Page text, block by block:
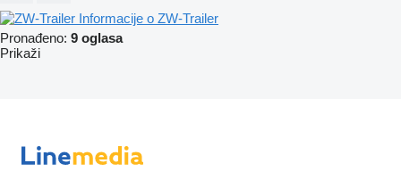
Informacije o ZW-Trailer
Pronađeno: 9 oglasa
Prikaži